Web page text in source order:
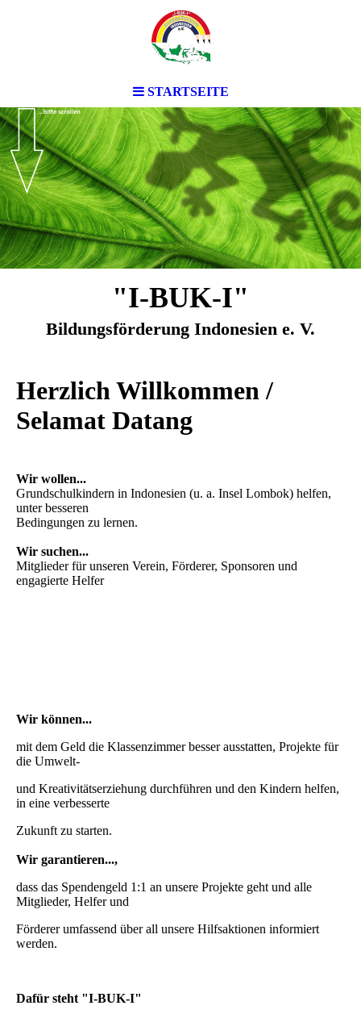
STARTSEITE
"I-BUK-I"
Bildungsförderung Indonesien e. V.
Herzlich Willkommen /
Selamat Datang
Wir wollen...
Grundschulkindern in Indonesien (u. a. Insel Lombok) helfen,
unter besseren
Bedingungen zu lernen.
Wir suchen...
Mitglieder für unseren Verein, Förderer, Sponsoren und
engagierte Helfer
Wir können...
mit dem Geld die Klassenzimmer besser ausstatten, Projekte für
die Umwelt-
und Kreativitätserziehung durchführen und den Kindern helfen,
in eine verbesserte
Zukunft zu starten.
Wir garantieren...,
dass das Spendengeld 1:1 an unsere Projekte geht und alle
Mitglieder, Helfer und
Förderer umfassend über all unsere Hilfsaktionen informiert
werden.
Dafür steht "I-BUK-I"